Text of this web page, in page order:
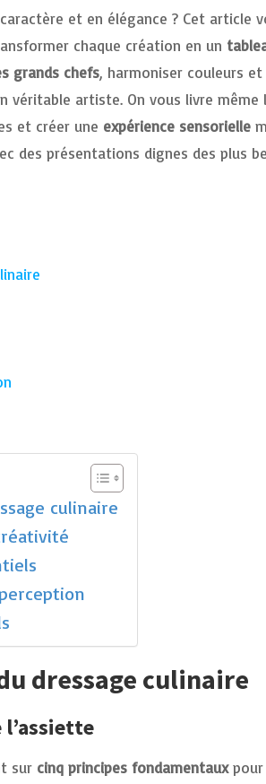
et en élégance ? Cet article
chaque création en un
grands chefs, harmoniser couleurs
véritable artiste. On vous livre même
et créer une expérience sensorielle
des présentations dignes des plus
culinaire
dressage culinaire
l’assiette
sur cinq principes fondamentauxpour